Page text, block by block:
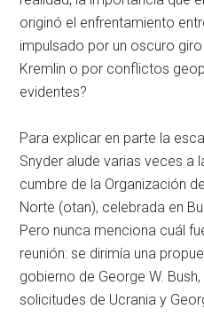
originó el enfrentamiento
impulsado por un oscuro
Kremlin o por conflictos
evidentes?
Para explicar en parte la
Snyder alude varias veces a
cumbre de la Organización
Norte (otan), celebrada en
Pero nunca menciona cuál
reunión: se dirimía una
gobierno de George W.
solicitudes de Ucrania y